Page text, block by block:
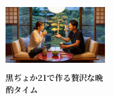
黒ぢょか21で作る贅沢な晩
酌タイム